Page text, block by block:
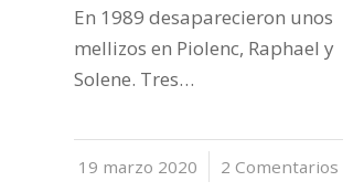
En 1989 desaparecieron unos
mellizos en Piolenc, Raphael y
Solene. Tres…
19 marzo 2020
/ 2 Comentarios